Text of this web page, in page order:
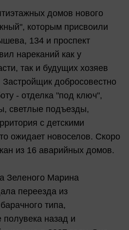
домов нового
которым присвоили
134 и проспект
нареканий как у
так и будущих хозяев
добросовестно
- отделка "под ключ",
светлые подъезды,
с детскими
ожидает новоселов. Скоро
из 16 аварийных домов.
Зеленого Марина
переезда из
типа,
полувека назад и